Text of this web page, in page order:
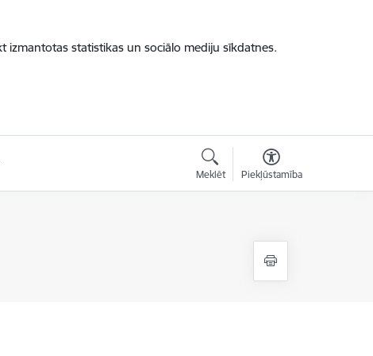
izmantotas statistikas un sociālo mediju sīkdatnes.
Meklēt Piekļūstamība